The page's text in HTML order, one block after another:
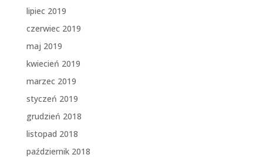
lipiec 2019
czerwiec 2019
maj 2019
kwiecień 2019
marzec 2019
styczeń 2019
grudzień 2018
listopad 2018
październik 2018